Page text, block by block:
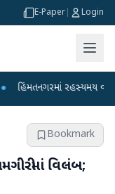
E-Paper Login
રહસ્યમય વાયરસ કે
Bookmark
વિલંબ;